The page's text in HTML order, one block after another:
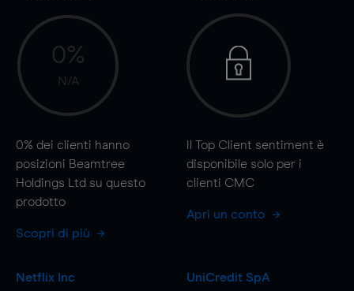
0%
N/A
0% dei clienti hanno
posizioni Beamtree
Holdings Ltd su questo
prodotto
Scopri di più
Il Top Client sentiment è
disponibile solo per i
clienti CMC
Apri un conto
Netflix Inc
UniCredit SpA